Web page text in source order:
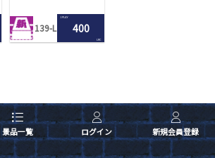
景品一覧 ログイン 新規会員登録
139-L
1 PLAY
400
LRC